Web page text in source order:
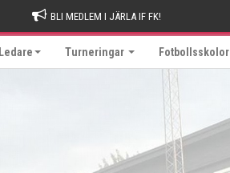
BLI MEDLEM I JÄRLA IF FK!
Ledare Turneringar Fotbollsskolor